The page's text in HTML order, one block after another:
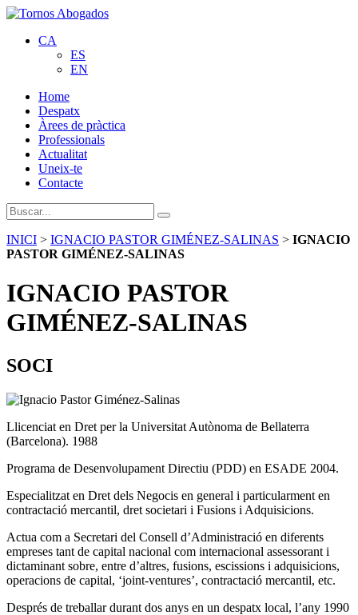
CA
ES
EN
Home
Despatx
Àrees de pràctica
Professionals
Actualitat
Uneix-te
Contacte
INICI > IGNACIO PASTOR GIMÉNEZ-SALINAS > IGNACIO
PASTOR GIMÉNEZ-SALINAS
IGNACIO PASTOR
GIMÉNEZ-SALINAS
SOCI
Llicenciat en Dret per la Universitat Autònoma de Bellaterra
(Barcelona). 1988
Programa de Desenvolupament Directiu (PDD) en ESADE 2004.
Especialitzat en Dret dels Negocis en general i particularment en
contractació mercantil, dret societari i Fusions i Adquisicions.
Actua com a Secretari del Consell d’Administració en diferents
empreses tant de capital nacional com internacional assessorant i
dictaminant sobre, entre d’altres, fusions, escissions i adquisicions,
operacions de capital, ‘joint-ventures’, contractació mercantil, etc.
Després de treballar durant dos anys en un despatx local, l’any 1990